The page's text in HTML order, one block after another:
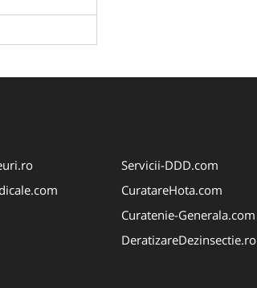
Servicii-DDD.com
CuratareHota.com
Curatenie-Generala.com
DeratizareDezinsectie.ro